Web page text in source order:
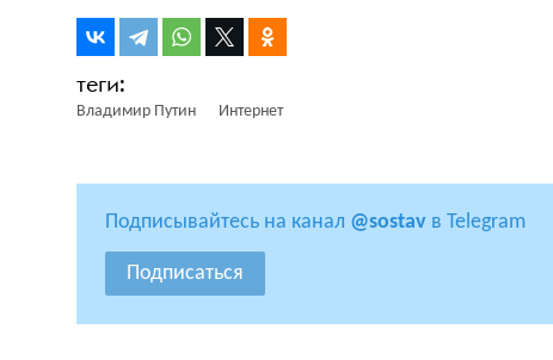
Владимир Путин Интернет
Подписывайтесь на канал @sostav в Telegram
Подписаться